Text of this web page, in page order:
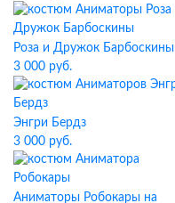
Роза и Дружок Барбоскины
3 000 руб.
Энгри Бердз
3 000 руб.
Аниматоры Робокары на